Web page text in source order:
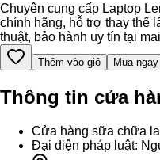
Chuyên cung cấp Laptop
chính hãng, hỗ trợ thay thế
thuật, bảo hành uy tín tại
Thêm vào giỏ Mua ngay
Thông tin cửa
Cửa hàng sữa chữa
Đại diện pháp luật: